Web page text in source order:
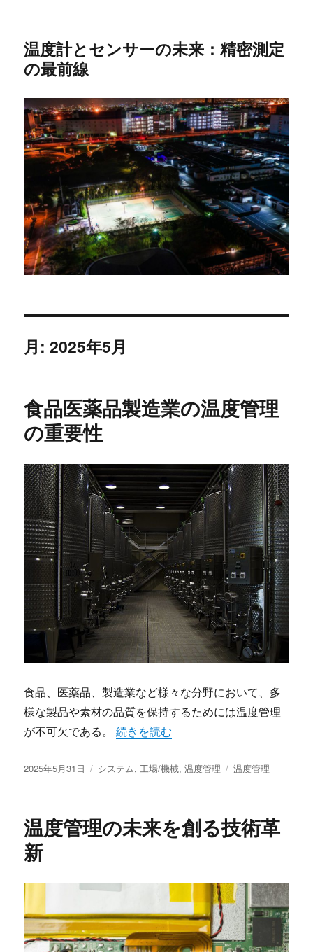
温度計とセンサーの未来：精密測定
の最前線
月:2025年5月
食品医薬品製造業の温度管理
の重要性
食品、医薬品、製造業など様々な分野において、多
様な製品や素材の品質を保持するためには温度管理
が不可欠である。“食品医薬品製造業の温度管理の重要性
続きを読む
投
2025年5月31日
カ
ー
システム,工場/機械,温度管理
タ
温度管理
温度管理の未来を創る技術革
新